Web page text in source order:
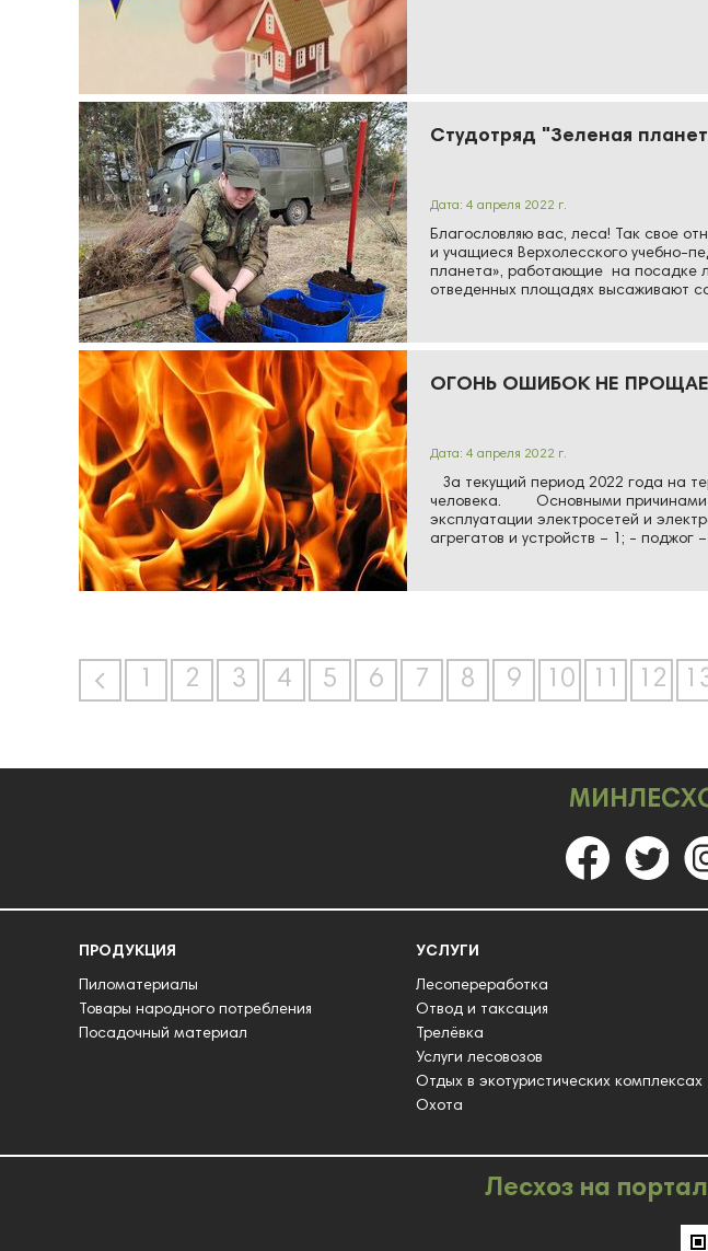
Студотряд "Зеленая
Дата: 4 апреля 2022 г.
Благословляю вас, леса! Так свое
и учащиеся Верхолесского учебно-
планета», работающие на посадке
отведенных площадях высаживают
ОГОНЬ ОШИБОК НЕ
Дата: 4 апреля 2022 г.
За текущий период 2022 года на
человека. Основными причинами
эксплуатации электросетей и
агрегатов и устройств – 1; -
1 2 3 4 5 6 7 8 9 10 11 12
ПРОДУКЦИЯ
Пиломатериалы
Товары народного потребления
Посадочный материал
УСЛУГИ
Лесопереработка
Отвод и таксация
Трелёвка
Услуги лесовозов
Отдых в экотуристических комплексах
Охота
Лесхоз на